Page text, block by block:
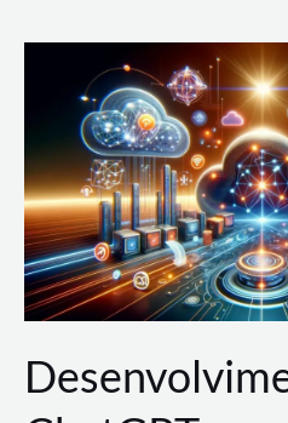
Nuvem:
Google
Cloud,
AWS
e
Azure